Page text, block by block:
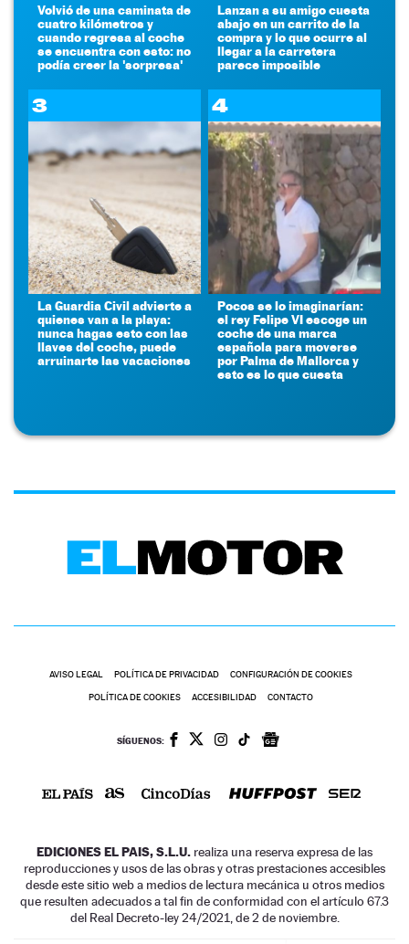
Volvió de una caminata de
cuatro kilómetros y
cuando regresa al coche
se encuentra con esto: no
podía creer la 'sorpresa'
Lanzan a su amigo cuesta
abajo en un carrito de la
compra y lo que ocurre al
llegar a la carretera
parece imposible
3
La Guardia Civil advierte a
quienes van a la playa:
nunca hagas esto con las
llaves del coche, puede
arruinarte las vacaciones
4
Pocos se lo imaginarían:
el rey Felipe VI escoge un
coche de una marca
española para moverse
por Palma de Mallorca y
esto es lo que cuesta
AVISO LEGAL POLÍTICA DE PRIVACIDAD CONFIGURACIÓN DE COOKIES
POLÍTICA DE COOKIES ACCESIBILIDAD CONTACTO
SÍGUENOS:
EDICIONES EL PAIS, S.L.U. realiza una reserva expresa de las
reproducciones y usos de las obras y otras prestaciones accesibles
desde este sitio web a medios de lectura mecánica u otros medios
que resulten adecuados a tal fin de conformidad con el artículo 67.3
del Real Decreto-ley 24/2021, de 2 de noviembre.